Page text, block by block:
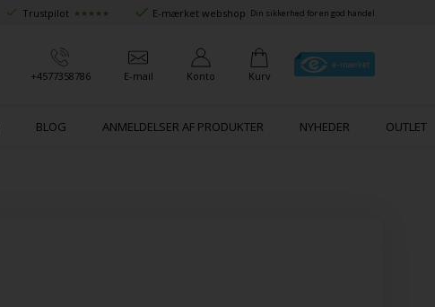
Trustpilot ★★★★★ E-mærket webshop Din sikkerhed for en god handel
+4577358786 E-mail Konto Kurv
BLOG ANMELDELSER AF PRODUKTER NYHEDER OUTLET